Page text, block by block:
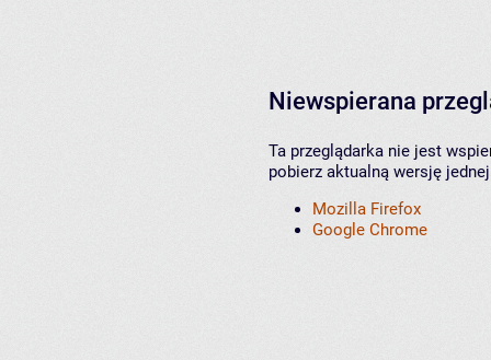
Niewspierana
Ta przeglądarka nie jest
pobierz aktualną wersję
Mozilla Firefox
Google Chrome